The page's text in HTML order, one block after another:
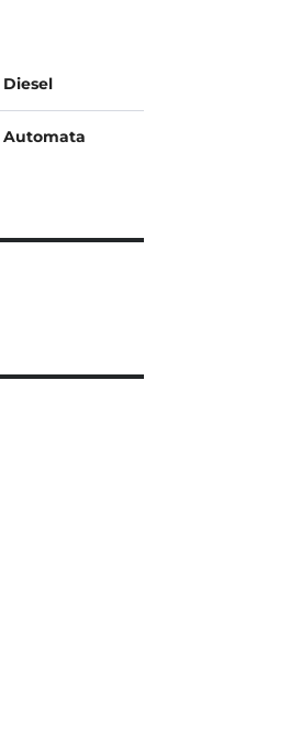
Diesel
Automata